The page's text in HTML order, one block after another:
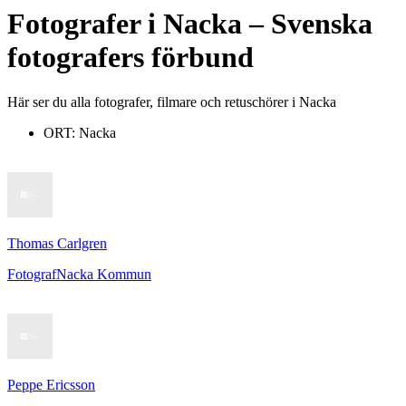
Fotograferi Nacka– Svenska
fotografers förbund
Här ser du alla fotografer, filmare och retuschörer i Nacka
ORT: Nacka
Thomas Carlgren
FotografNacka Kommun
Peppe Ericsson